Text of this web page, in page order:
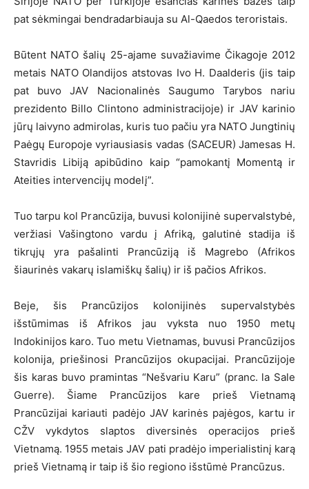
pat sėkmingai bendradarbiauja su Al-Qaedos teroristais.
Būtent NATO šalių 25-ajame suvažiavime Čikagoje 2012
metais NATO Olandijos atstovas Ivo H. Daalderis (jis taip
pat buvo JAV Nacionalinės Saugumo Tarybos nariu
prezidento Billo Clintono administracijoje) ir JAV karinio
jūrų laivyno admirolas, kuris tuo pačiu yra NATO Jungtinių
Paėgų Europoje vyriausiasis vadas (SACEUR) Jamesas H.
Stavridis Libiją apibūdino kaip “pamokantį Momentą ir
Ateities intervencijų modelį”.
Tuo tarpu kol Prancūzija, buvusi kolonijinė supervalstybė,
veržiasi Vašingtono vardu į Afriką, galutinė stadija iš
tikrųjų yra pašalinti Prancūziją iš Magrebo (Afrikos
šiaurinės vakarų islamiškų šalių) ir iš pačios Afrikos.
Beje, šis Prancūzijos kolonijinės supervalstybės
išstūmimas iš Afrikos jau vyksta nuo 1950 metų
Indokinijos karo. Tuo metu Vietnamas, buvusi Prancūzijos
kolonija, priešinosi Prancūzijos okupacijai. Prancūzijoje
šis karas buvo pramintas “Nešvariu Karu” (pranc. la Sale
Guerre). Šiame Prancūzijos kare prieš Vietnamą
Prancūzijai kariauti padėjo JAV karinės pajėgos, kartu ir
CŽV vykdytos slaptos diversinės operacijos prieš
Vietnamą. 1955 metais JAV pati pradėjo imperialistinį karą
prieš Vietnamą ir taip iš šio regiono išstūmė Prancūzus.